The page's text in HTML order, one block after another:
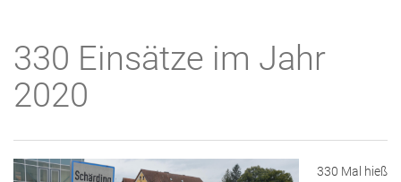
330 Einsätze im Jahr
2020
330 Mal hieß